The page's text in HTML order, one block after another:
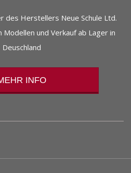
Herstellers Neue Schule Ltd.
und Verkauf ab Lager in
Deuschland
INFO